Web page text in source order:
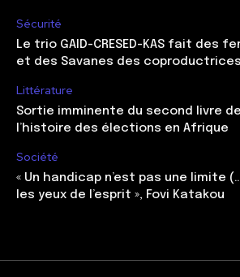
Sécurité
Le trio GAID-CRESED-KAS fait des
et des Savanes des
Littérature
Sortie imminente du second livre
l’histoire des élections en Afrique
Société
« Un handicap n’est pas une limite
les yeux de l’esprit », Fovi Katakou